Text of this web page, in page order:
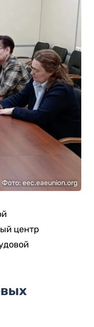
Фото: eec.eaeunion.org
центр